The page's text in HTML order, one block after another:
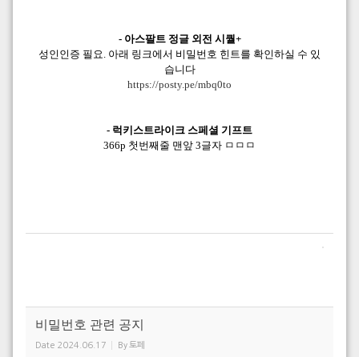
- 아스팔트 정글 외전 시퀄+
성인인증 필요. 아래 링크에서 비밀번호 힌트를 확인하실 수 있
습니다
https://posty.pe/mbq0to
- 럭키스트라이크 스페셜 기프트
366p 첫번째줄 맨앞 3글자 ㅁㅁㅁ
비밀번호 관련 공지
Date 2024.06.17 By토페